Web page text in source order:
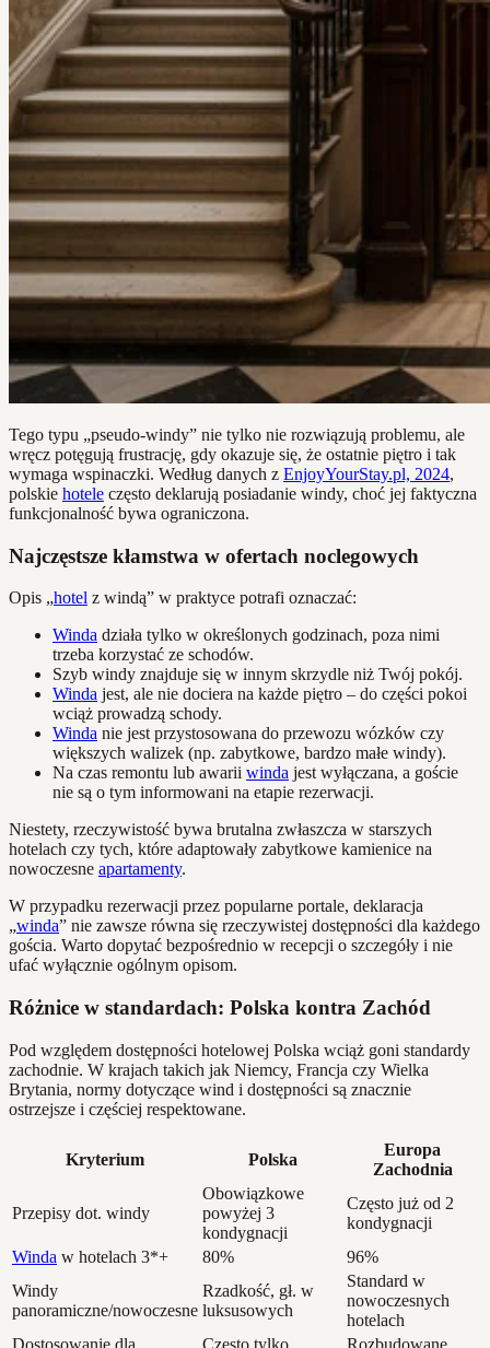
Tego typu „pseudo-windy” nie tylko nie rozwiązują problemu, ale
wręcz potęgują frustrację, gdy okazuje się, że ostatnie piętro i tak
wymaga wspinaczki. Według danych z EnjoyYourStay.pl, 2024,
polskie hotele często deklarują posiadanie windy, choć jej faktyczna
funkcjonalność bywa ograniczona.
Najczęstsze kłamstwa w ofertach noclegowych
Opis „hotel z windą” w praktyce potrafi oznaczać:
Winda działa tylko w określonych godzinach, poza nimi
trzeba korzystać ze schodów.
Szyb windy znajduje się w innym skrzydle niż Twój pokój.
Winda jest, ale nie dociera na każde piętro – do części pokoi
wciąż prowadzą schody.
Winda nie jest przystosowana do przewozu wózków czy
większych walizek (np. zabytkowe, bardzo małe windy).
Na czas remontu lub awarii winda jest wyłączana, a goście
nie są o tym informowani na etapie rezerwacji.
Niestety, rzeczywistość bywa brutalna zwłaszcza w starszych
hotelach czy tych, które adaptowały zabytkowe kamienice na
nowoczesne apartamenty.
W przypadku rezerwacji przez popularne portale, deklaracja
„winda” nie zawsze równa się rzeczywistej dostępności dla każdego
gościa. Warto dopytać bezpośrednio w recepcji o szczegóły i nie
ufać wyłącznie ogólnym opisom.
Różnice w standardach: Polska kontra Zachód
Pod względem dostępności hotelowej Polska wciąż goni standardy
zachodnie. W krajach takich jak Niemcy, Francja czy Wielka
Brytania, normy dotyczące wind i dostępności są znacznie
ostrzejsze i częściej respektowane.
Kryterium Polska
Europa
Zachodnia
Przepisy dot. windy
Obowiązkowe
powyżej 3
kondygnacji
Często już od 2
kondygnacji
Winda w hotelach 3*+ 80%
96%
Windy
panoramiczne/nowoczesne
Rzadkość, gł. w
luksusowych
Standard w
nowoczesnych
hotelach
Dostosowanie dla
Często tylko Rozbudowane